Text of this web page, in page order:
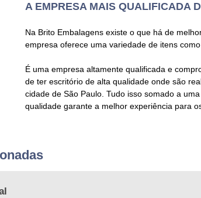
A EMPRESA MAIS QUALIFICADA
Na Brito Embalagens existe o que há de
empresa oferece uma variedade de itens
É uma empresa altamente qualificada e
de ter escritório de alta qualidade onde são
cidade de São Paulo. Tudo isso somado a
qualidade garante a melhor experiência para